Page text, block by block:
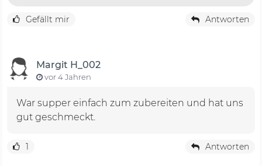
Gefällt mir Antworten
Margit H_002
vor 4 Jahren
War supper einfach zum zubereiten und hat uns
gut geschmeckt.
1 Antworten